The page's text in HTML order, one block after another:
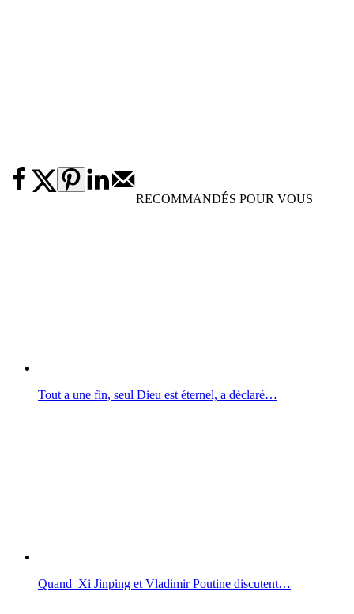
RECOMMANDÉS POUR VOUS
Tout a une fin, seul Dieu est éternel, a déclaré…
Quand Xi Jinping et Vladimir Poutine discutent…